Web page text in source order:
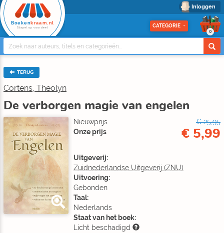
Inloggen
Boeken kraam.nl
Stapel op voordeel CATEGORIE
0
TERUG
Cortens, Theolyn
De verborgen magie van engelen
Nieuwprijs
€ 25,95
Onze prijs
€ 5,99
Uitgeverij:
Zuidnederlandse Uitgeverij (ZNU)
Uitvoering:
Gebonden
Taal:
Nederlands
Staat van het boek:
Licht beschadigd